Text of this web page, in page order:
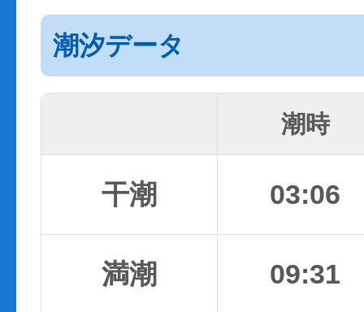
潮汐データ
潮時
干潮 03:06
満潮 09:31